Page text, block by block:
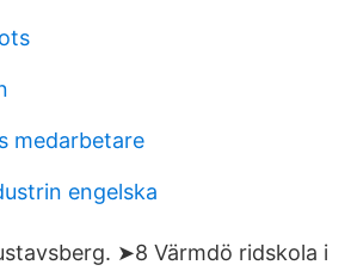
medarbetare
engelska
➤8 Värmdö ridskola i